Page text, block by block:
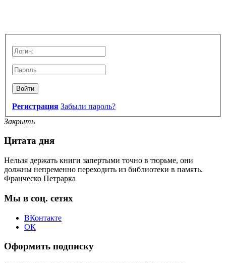
Войти
Регистрация Забыли пароль?
Закрыть
Цитата дня
Нельзя держать книги запертыми точно в тюрьме, они
должны непременно переходить из библиотеки в память.
Франческо Петрарка
Мы в соц. сетях
ВКонтакте
ОК
Оформить подписку